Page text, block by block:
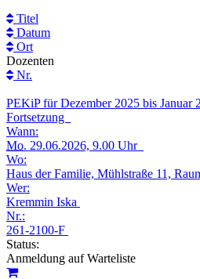
Titel
Datum
Ort
Dozenten
Nr.
PEKiP für Dezember 2025 bis Januar
Fortsetzung
Wann:
Mo. 29.06.2026, 9.00 Uhr
Wo:
Haus der Familie, Mühlstraße 11,
Wer:
Kremmin Iska
Nr.:
261-2100-F
Status:
Anmeldung auf Warteliste